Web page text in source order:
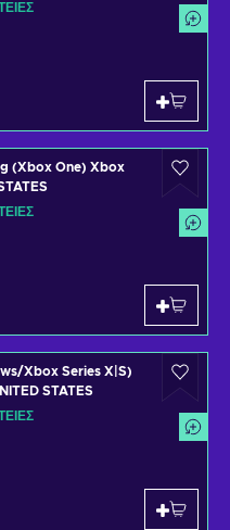
(Xbox One) Xbox
Xbox Series X|S)
STATES